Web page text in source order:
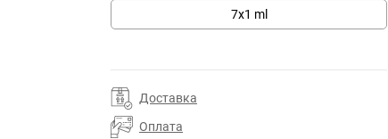
7х1 ml
Доставка
Оплата